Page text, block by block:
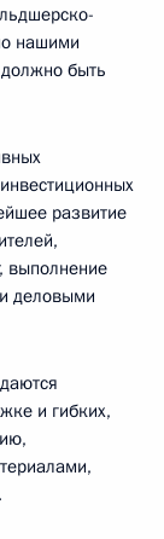
нашими
быть
развитие
выполнение
деловыми
и гибких,